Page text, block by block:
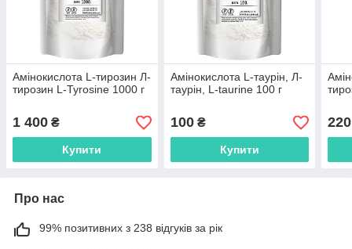
Амінокислота L-тирозин Л-
тирозин L-Tyrosine 1000 г
1 400 ₴
Купити
Амінокислота L-таурін, Л-
таурін, L-taurine 100 г
100₴
Купити
220
Про нас
99% позитивних з 238 відгуків за рік